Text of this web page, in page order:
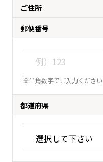
ご住所
郵便番号
※半角数字でご入力ください
都道府県